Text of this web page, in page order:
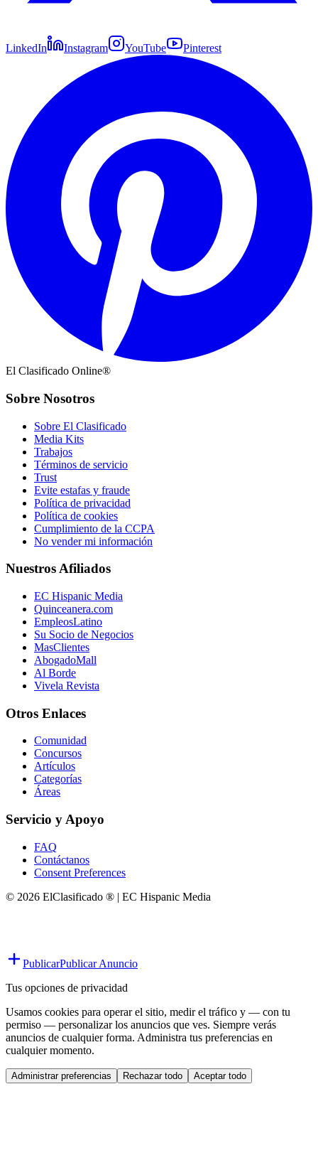
LinkedIn Instagram YouTube Pinterest
El Clasificado Online®
Sobre Nosotros
Sobre El Clasificado
Media Kits
Trabajos
Términos de servicio
Trust
Evite estafas y fraude
Política de privacidad
Política de cookies
Cumplimiento de la CCPA
No vender mi información
Nuestros Afiliados
EC Hispanic Media
Quinceanera.com
EmpleosLatino
Su Socio de Negocios
MasClientes
AbogadoMall
Al Borde
Vivela Revista
Otros Enlaces
Comunidad
Concursos
Artículos
Categorías
Áreas
Servicio y Apoyo
FAQ
Contáctanos
Consent Preferences
© 2026 ElClasificado ® | EC Hispanic Media
PublicarPublicar Anuncio
Tus opciones de privacidad
Usamos cookies para operar el sitio, medir el tráfico y — con tu
permiso — personalizar los anuncios que ves. Siempre verás
anuncios de cualquier forma. Administra tus preferencias en
cualquier momento.
Administrar preferencias Rechazar todo Aceptar todo